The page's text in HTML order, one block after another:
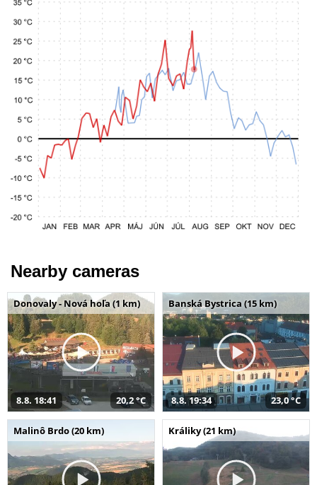
Nearby cameras
Donovaly - Nová hoľa (1 km)
8.8. 18:41 20,2 °C
Banská Bystrica (15 km)
8.8. 19:34 23,0 °C
Malinô Brdo (20 km) Králiky (21 km)